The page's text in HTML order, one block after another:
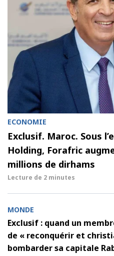
ECONOMIE
Exclusif. Maroc. Sous
Holding, Forafric
millions de dirhams
Lecture de 2 minutes
MONDE
Exclusif : quand un
de « reconquérir et
bombarder sa capitale